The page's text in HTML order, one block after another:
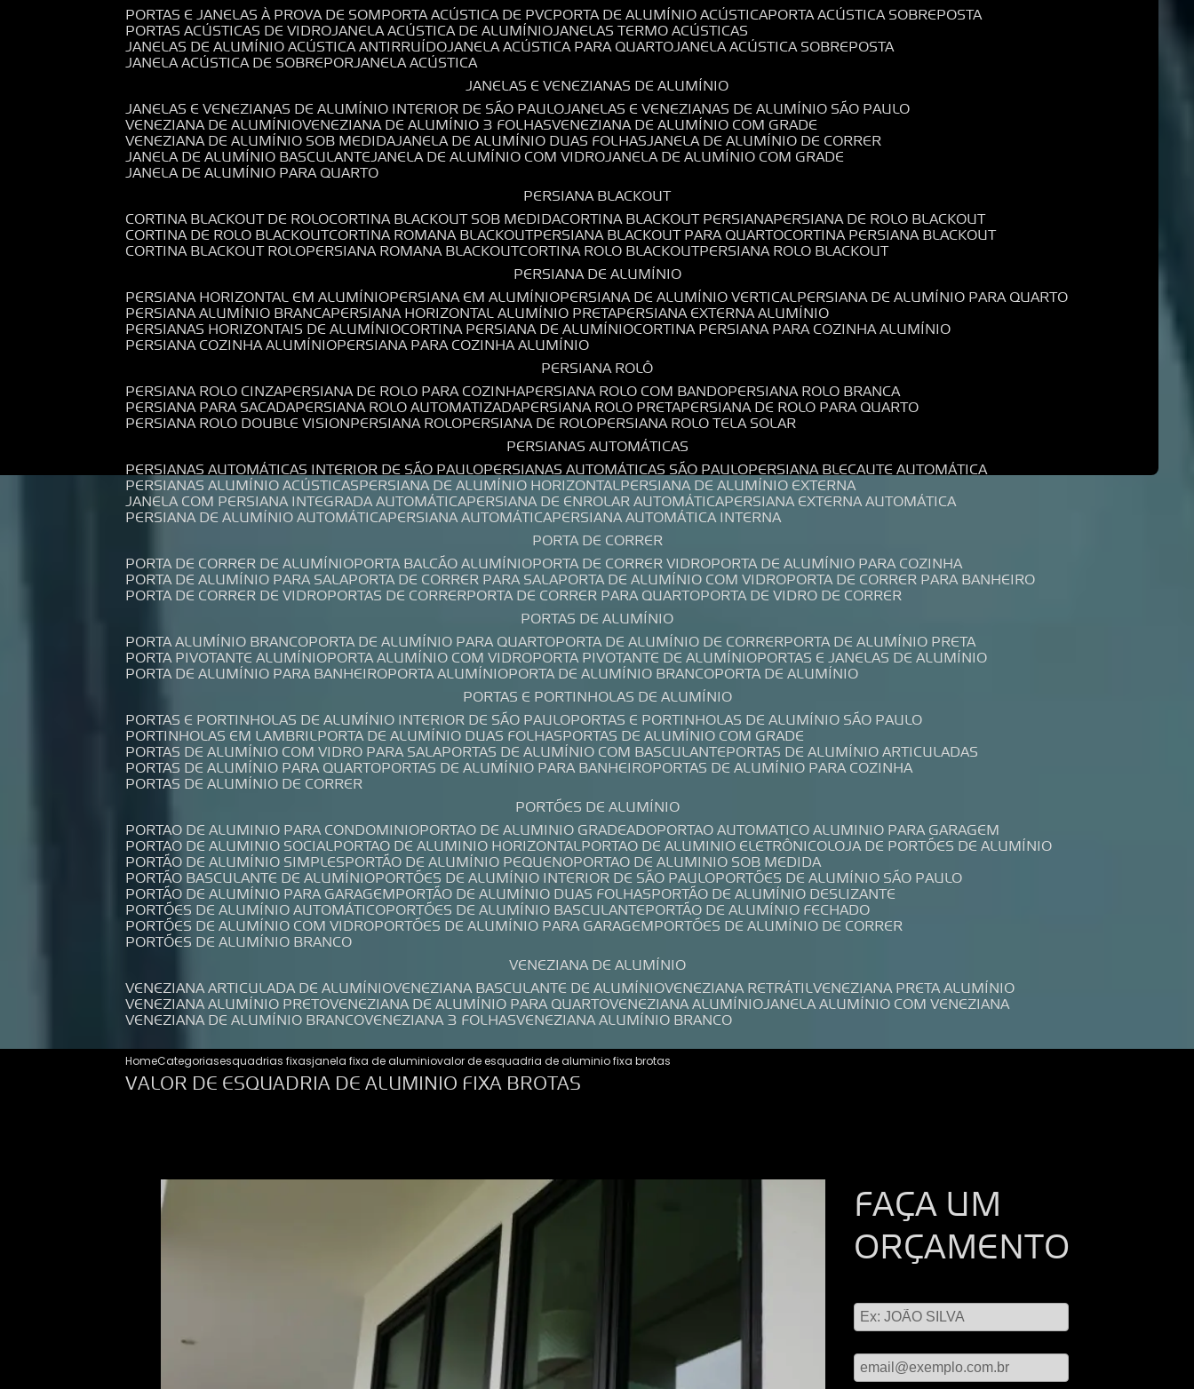
PORTAS E JANELAS À PROVA DE SOM PORTA ACÚSTICA DE PVC PORTA DE ALUMÍNIO ACÚSTICA PORTA ACÚSTICA SOBREPOSTA
PORTAS ACÚSTICAS DE VIDRO JANELA ACÚSTICA DE ALUMÍNIO JANELAS TERMO ACÚSTICAS
JANELAS DE ALUMÍNIO ACÚSTICA ANTIRRUÍDO JANELA ACÚSTICA PARA QUARTO JANELA ACÚSTICA SOBREPOSTA
JANELA ACÚSTICA DE SOBREPOR JANELA ACÚSTICA
JANELAS E VENEZIANAS DE ALUMÍNIO
JANELAS E VENEZIANAS DE ALUMÍNIO INTERIOR DE SÃO PAULO JANELAS E VENEZIANAS DE ALUMÍNIO SÃO PAULO
VENEZIANA DE ALUMÍNIO VENEZIANA DE ALUMÍNIO 3 FOLHAS VENEZIANA DE ALUMÍNIO COM GRADE
VENEZIANA DE ALUMÍNIO SOB MEDIDA JANELA DE ALUMÍNIO DUAS FOLHAS JANELA DE ALUMÍNIO DE CORRER
JANELA DE ALUMÍNIO BASCULANTE JANELA DE ALUMÍNIO COM VIDRO JANELA DE ALUMÍNIO COM GRADE
JANELA DE ALUMÍNIO PARA QUARTO
PERSIANA BLACKOUT
CORTINA BLACKOUT DE ROLO CORTINA BLACKOUT SOB MEDIDA CORTINA BLACKOUT PERSIANA PERSIANA DE ROLO BLACKOUT
CORTINA DE ROLO BLACKOUT CORTINA ROMANA BLACKOUT PERSIANA BLACKOUT PARA QUARTO CORTINA PERSIANA BLACKOUT
CORTINA BLACKOUT ROLO PERSIANA ROMANA BLACKOUT CORTINA ROLO BLACKOUT PERSIANA ROLO BLACKOUT
PERSIANA DE ALUMÍNIO
PERSIANA HORIZONTAL EM ALUMÍNIO PERSIANA EM ALUMÍNIO PERSIANA DE ALUMÍNIO VERTICAL PERSIANA DE ALUMÍNIO PARA QUARTO
PERSIANA ALUMÍNIO BRANCA PERSIANA HORIZONTAL ALUMÍNIO PRETA PERSIANA EXTERNA ALUMÍNIO
PERSIANAS HORIZONTAIS DE ALUMÍNIO CORTINA PERSIANA DE ALUMÍNIO CORTINA PERSIANA PARA COZINHA ALUMÍNIO
PERSIANA COZINHA ALUMÍNIO PERSIANA PARA COZINHA ALUMÍNIO
PERSIANA ROLÔ
PERSIANA ROLO CINZA PERSIANA DE ROLO PARA COZINHA PERSIANA ROLO COM BANDO PERSIANA ROLO BRANCA
PERSIANA PARA SACADA PERSIANA ROLO AUTOMATIZADA PERSIANA ROLO PRETA PERSIANA DE ROLO PARA QUARTO
PERSIANA ROLO DOUBLE VISION PERSIANA ROLO PERSIANA DE ROLO PERSIANA ROLO TELA SOLAR
PERSIANAS AUTOMÁTICAS
PERSIANAS AUTOMÁTICAS INTERIOR DE SÃO PAULO PERSIANAS AUTOMÁTICAS SÃO PAULO PERSIANA BLECAUTE AUTOMÁTICA
PERSIANAS ALUMÍNIO ACÚSTICAS PERSIANA DE ALUMÍNIO HORIZONTAL PERSIANA DE ALUMÍNIO EXTERNA
JANELA COM PERSIANA INTEGRADA AUTOMÁTICA PERSIANA DE ENROLAR AUTOMÁTICA PERSIANA EXTERNA AUTOMÁTICA
PERSIANA DE ALUMÍNIO AUTOMÁTICA PERSIANA AUTOMÁTICA PERSIANA AUTOMÁTICA INTERNA
PORTA DE CORRER
PORTA DE CORRER DE ALUMÍNIO PORTA BALCÃO ALUMÍNIO PORTA DE CORRER VIDRO PORTA DE ALUMÍNIO PARA COZINHA
PORTA DE ALUMÍNIO PARA SALA PORTA DE CORRER PARA SALA PORTA DE ALUMÍNIO COM VIDRO PORTA DE CORRER PARA BANHEIRO
PORTA DE CORRER DE VIDRO PORTAS DE CORRER PORTA DE CORRER PARA QUARTO PORTA DE VIDRO DE CORRER
PORTAS DE ALUMÍNIO
PORTA ALUMÍNIO BRANCO PORTA DE ALUMÍNIO PARA QUARTO PORTA DE ALUMÍNIO DE CORRER PORTA DE ALUMÍNIO PRETA
PORTA PIVOTANTE ALUMÍNIO PORTA ALUMÍNIO COM VIDRO PORTA PIVOTANTE DE ALUMÍNIO PORTAS E JANELAS DE ALUMÍNIO
PORTA DE ALUMÍNIO PARA BANHEIRO PORTA ALUMÍNIO PORTA DE ALUMÍNIO BRANCO PORTA DE ALUMÍNIO
PORTAS E PORTINHOLAS DE ALUMÍNIO
PORTAS E PORTINHOLAS DE ALUMÍNIO INTERIOR DE SÃO PAULO PORTAS E PORTINHOLAS DE ALUMÍNIO SÃO PAULO
PORTINHOLAS EM LAMBRIL PORTA DE ALUMÍNIO DUAS FOLHAS PORTAS DE ALUMÍNIO COM GRADE
PORTAS DE ALUMÍNIO COM VIDRO PARA SALA PORTAS DE ALUMÍNIO COM BASCULANTE PORTAS DE ALUMÍNIO ARTICULADAS
PORTAS DE ALUMÍNIO PARA QUARTO PORTAS DE ALUMÍNIO PARA BANHEIRO PORTAS DE ALUMÍNIO PARA COZINHA
PORTAS DE ALUMÍNIO DE CORRER
PORTÕES DE ALUMÍNIO
PORTAO DE ALUMINIO PARA CONDOMINIO PORTAO DE ALUMINIO GRADEADO PORTAO AUTOMATICO ALUMINIO PARA GARAGEM
PORTAO DE ALUMINIO SOCIAL PORTAO DE ALUMINIO HORIZONTAL PORTAO DE ALUMINIO ELETRÔNICO LOJA DE PORTÕES DE ALUMÍNIO
PORTÃO DE ALUMÍNIO SIMPLES PORTÃO DE ALUMÍNIO PEQUENO PORTAO DE ALUMINIO SOB MEDIDA
PORTÃO BASCULANTE DE ALUMÍNIO PORTÕES DE ALUMÍNIO INTERIOR DE SÃO PAULO PORTÕES DE ALUMÍNIO SÃO PAULO
PORTÃO DE ALUMÍNIO PARA GARAGEM PORTÃO DE ALUMÍNIO DUAS FOLHAS PORTÃO DE ALUMÍNIO DESLIZANTE
PORTÕES DE ALUMÍNIO AUTOMÁTICO PORTÕES DE ALUMÍNIO BASCULANTE PORTÃO DE ALUMÍNIO FECHADO
PORTÕES DE ALUMÍNIO COM VIDRO PORTÕES DE ALUMÍNIO PARA GARAGEM PORTÕES DE ALUMÍNIO DE CORRER
PORTÕES DE ALUMÍNIO BRANCO
VENEZIANA DE ALUMÍNIO
VENEZIANA ARTICULADA DE ALUMÍNIO VENEZIANA BASCULANTE DE ALUMÍNIO VENEZIANA RETRÁTIL VENEZIANA PRETA ALUMÍNIO
VENEZIANA ALUMÍNIO PRETO VENEZIANA DE ALUMÍNIO PARA QUARTO VENEZIANA ALUMÍNIO JANELA ALUMÍNIO COM VENEZIANA
VENEZIANA DE ALUMÍNIO BRANCO VENEZIANA 3 FOLHAS VENEZIANA ALUMÍNIO BRANCO
HomeCategoriasesquadrias fixasjanela fixa de aluminiovalor de esquadria de aluminio fixa brotas
VALOR DE ESQUADRIA DE ALUMINIO FIXA BROTAS
FAÇA UM
ORÇAMENTO